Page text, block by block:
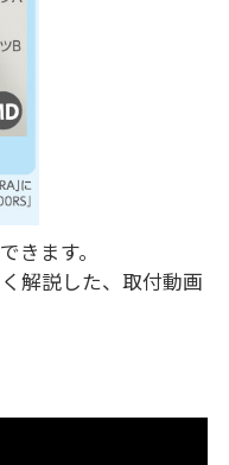
きます。
解説した、取付動画